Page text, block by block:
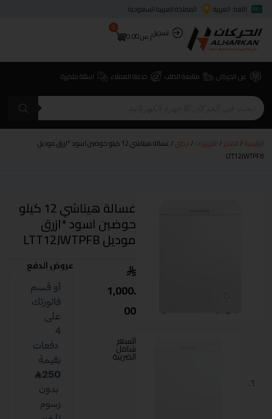
اللغة: العربية
المملكة العربية السعودية
تسجيلر.س0.00
0
عن الحركان متابعة الطلب خدمة العملاء اسئلة متكررة
الرئيسية/المتجر/الفريزرات/ارضي
/ غسالة هيتاشي 12 كيلو حوضين اسود *ازرق موديل
LTT12JWTPFB
غسالة هيتاشي 12 كيلو
حوضين اسود *ازرق
موديل LTT12JWTPFB
1,000.
00
السعر
شامل
الضريبة
عروض الدفع